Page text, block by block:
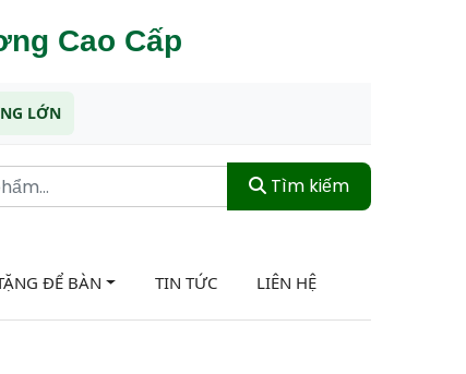
Cao Cấp
LỚN
Tìm kiếm
ĐỂ BÀN TIN TỨC LIÊN HỆ